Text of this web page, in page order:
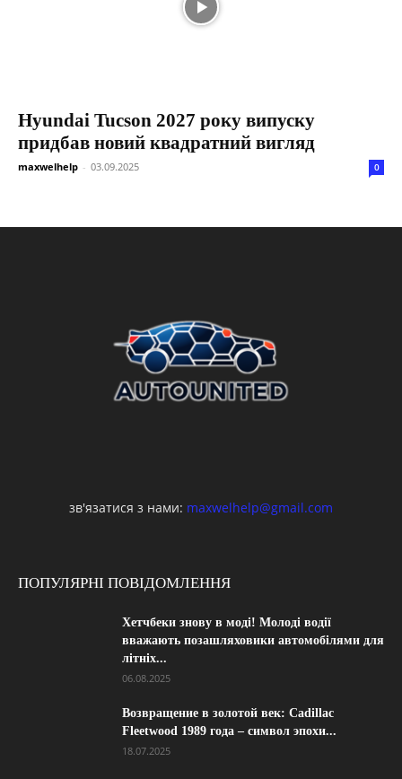
Hyundai Tucson 2027 року випуску
придбав новий квадратний вигляд
maxwelhelp - 03.09.2025 0
зв'язатися з нами: maxwelhelp@gmail.com
ПОПУЛЯРНІ ПОВІДОМЛЕННЯ
Хетчбеки знову в моді! Молоді водії
вважають позашляховики автомобілями для
літніх...
06.08.2025
Возвращение в золотой век: Cadillac
Fleetwood 1989 года – символ эпохи...
18.07.2025